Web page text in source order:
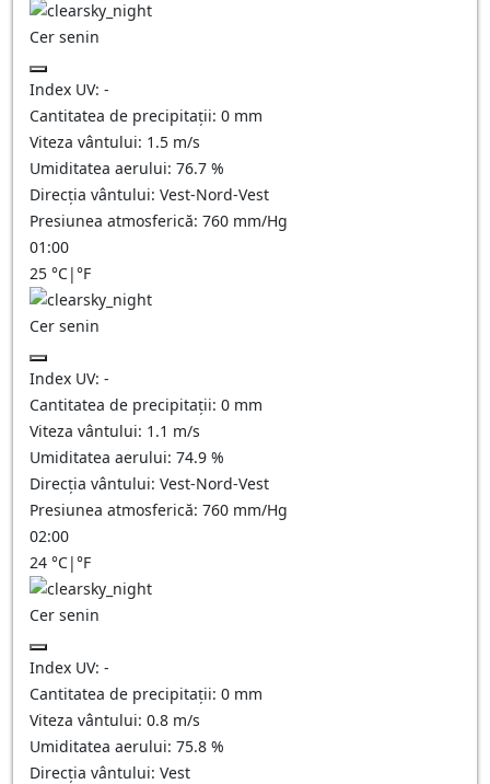
Cer senin
Index UV: -
Cantitatea de precipitații: 0 mm
Viteza vântului: 1.5 m/s
Umiditatea aerului: 76.7 %
Direcția vântului: Vest-Nord-Vest
Presiunea atmosferică: 760 mm/Hg
01:00
25 °C|°F
Cer senin
Index UV: -
Cantitatea de precipitații: 0 mm
Viteza vântului: 1.1 m/s
Umiditatea aerului: 74.9 %
Direcția vântului: Vest-Nord-Vest
Presiunea atmosferică: 760 mm/Hg
02:00
24 °C|°F
Cer senin
Index UV: -
Cantitatea de precipitații: 0 mm
Viteza vântului: 0.8 m/s
Umiditatea aerului: 75.8 %
Direcția vântului: Vest